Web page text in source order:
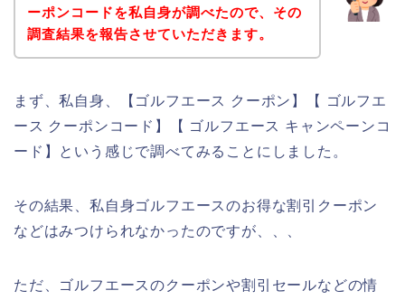
ーポンコードを私自身が調べたので、その
調査結果を報告させていただきます。
まず、私自身、【ゴルフエース クーポン】【 ゴルフエ
ース クーポンコード】【 ゴルフエース キャンペーンコ
ード】という感じで調べてみることにしました。
その結果、私自身ゴルフエースのお得な割引クーポン
などはみつけられなかったのですが、、、
ただ、ゴルフエースのクーポンや割引セールなどの情